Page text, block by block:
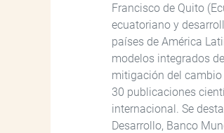
Francisco de Quito
ecuatoriano y
países de América
modelos integrados
mitigación del cambio
30 publicaciones
internacional. Se
Desarrollo, Banco